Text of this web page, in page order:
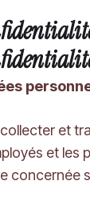
et
et
concernée